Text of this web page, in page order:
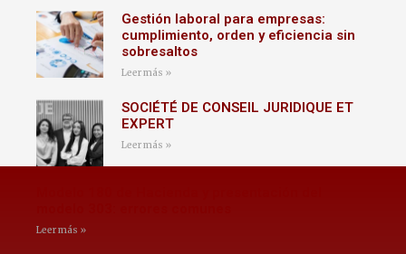
Gestión laboral para empresas:
cumplimiento, orden y eficiencia sin
sobresaltos
Leer más »
SOCIÉTÉ DE CONSEIL JURIDIQUE ET
EXPERT
Leer más »
Leer más »